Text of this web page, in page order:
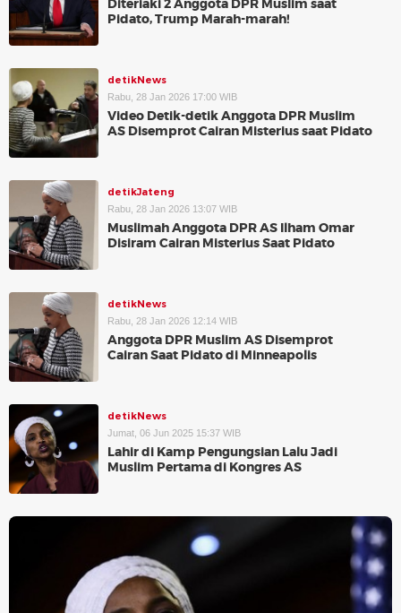
Diteriaki 2 Anggota DPR Muslim saat
Pidato, Trump Marah-marah!
detikNews
Rabu, 28 Jan 2026 17:00 WIB
Video Detik-detik Anggota DPR Muslim
AS Disemprot Cairan Misterius saat Pidato
detikJateng
Rabu, 28 Jan 2026 13:07 WIB
Muslimah Anggota DPR AS Ilham Omar
Disiram Cairan Misterius Saat Pidato
detikNews
Rabu, 28 Jan 2026 12:14 WIB
Anggota DPR Muslim AS Disemprot
Cairan Saat Pidato di Minneapolis
detikNews
Jumat, 06 Jun 2025 15:37 WIB
Lahir di Kamp Pengungsian Lalu Jadi
Muslim Pertama di Kongres AS